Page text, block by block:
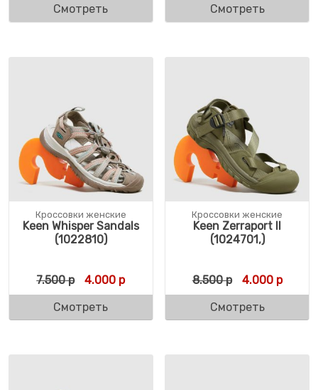
Смотреть
Смотреть
Кроссовки женские
Keen Whisper Sandals
(1022810)
7.500р Первоначальная цена составляла 7.500 р.
4.000 рТекущая цена: 4.000 р.
Смотреть
Кроссовки женские
Keen Zerraport II
(1024701,)
8.500р 4.000р
Смотреть